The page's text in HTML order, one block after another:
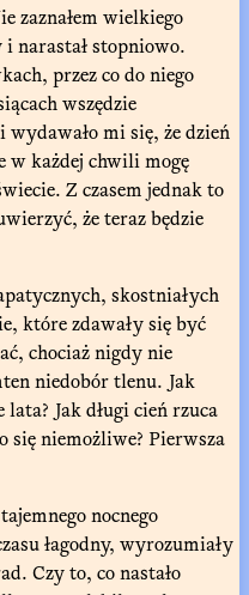
zaznałem wielkiego
narastał stopniowo.
przez co do niego
wszędzie
mi się, że dzień
w każdej chwili mogę
Z czasem jednak to
że teraz będzie
skostniałych
które zdawały się być
chociaż nigdy nie
niedobór tlenu. Jak
Jak długi cień rzuca
się niemożliwe? Pierwsza
nocnego
łagodny, wyrozumiały
Czy to, co nastało